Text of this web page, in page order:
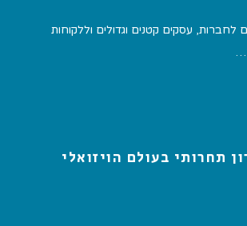
לחברות, עסקים קטנים וגדולים וללקוחות
תחרותי בעולם הויזואלי